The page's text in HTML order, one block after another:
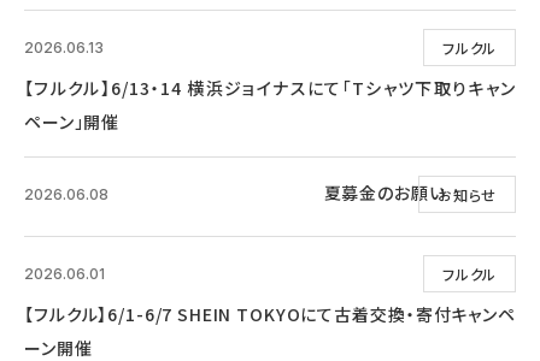
フルクル
2026.06.13
【フルクル】6/13・14 横浜ジョイナスにて「Tシャツ下取りキャン
ペーン」開催
お知らせ
2026.06.08 夏募金のお願い
フルクル
2026.06.01
【フルクル】6/1-6/7 SHEIN TOKYOにて古着交換・寄付キャンペ
ーン開催